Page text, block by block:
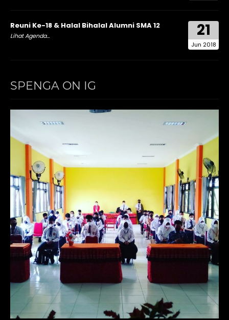
21
Jun 2018
Reuni Ke-18 & Halal Bihalal Alumni SMA 12
Lihat Agenda...
SPENGA ON IG